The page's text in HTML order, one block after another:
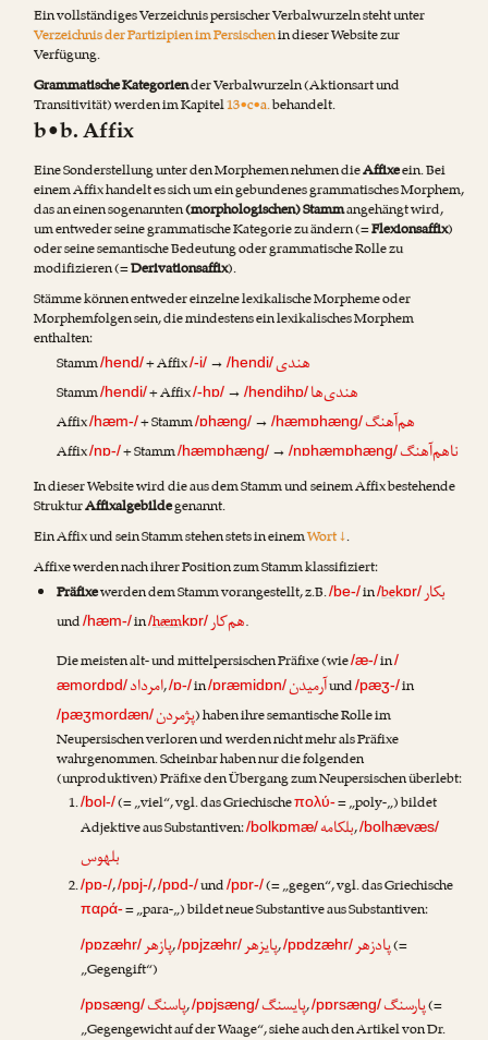
Ein vollständiges Verzeichnis persischer Verbalwurzeln steht unter
Verzeichnis der Partizipien im Persischenin dieser Website zur
Verfügung.
Grammatische Kategoriender Verbalwurzeln (Aktionsart und
Transitivität) werden im Kapitel13•c•a.behandelt.
b•b. Affix
Eine Sonderstellung unter den Morphemen nehmen dieAffixeein. Bei
einem Affix handelt es sich um ein gebundenes grammatisches Morphem,
das an einen sogenannten(morphologischen) Stammangehängt wird,
um entweder seine grammatische Kategorie zu ändern (=Flexionsaffix)
oder seine semantische Bedeutung oder grammatische Rolle zu
modifizieren (=Derivationsaffix).
Stämme können entweder einzelne lexikalische Morpheme oder
Morphemfolgen sein, die mindestens ein lexikalisches Morphem
enthalten:
Stamm/hend/+ Affix/-i/ →/hendi/هندی
Stamm/hendi/+ Affix/-hɒ/ →/hendihɒ/هندی‌ها
Affix/hæm-/+ Stamm/ɒhæng/ →/hæmɒhæng/هم‌آهنگ
Affix/nɒ-/+ Stamm/hæmɒhæng/ →/nɒhæmɒhæng/ناهم‌آهنگ
In dieser Website wird die aus dem Stamm und seinem Affix bestehende
StrukturAffixalgebildegenannt.
Ein Affix und sein Stamm stehen stets in einemWort ↓.
Affixe werden nach ihrer Position zum Stamm klassifiziert:
Präfixewerden dem Stamm vorangestellt, z.B./be-/in/bekɒr/بکار
und/hæm-/in/hæmkɒr/هم‌کار.
Die meisten alt- und mittelpersischen Präfixe (wie/æ-/in/
æmordɒd/امرداد,/ɒ-/in/ɒræmidɒn/آرمیدنund/pæʒ-/in
/pæʒmordæn/پژمردن) haben ihre semantische Rolle im
Neupersischen verloren und werden nicht mehr als Präfixe
wahrgenommen. Scheinbar haben nur die folgenden
(unproduktiven) Präfixe den Übergang zum Neupersischen überlebt:
/bol-/(= „viel“, vgl. das Griechischeπολύ-= „poly-„) bildet
Adjektive aus Substantiven:/bolkɒmæ/بلکامه,/bolhævæs/
بلهوس
/pɒ-/,/pɒj-/,/pɒd-/und/pɒr-/(= „gegen“, vgl. das Griechische
παρά-= „para-„) bildet neue Substantive aus Substantiven:
/pɒzæhr/پازهر,/pɒjzæhr/پایزهر,/pɒdzæhr/پادزهر(=
„Gegengift“)
/pɒsæng/پاسنگ,/pɒjsæng/پایسنگ,/pɒrsæng/پارسنگ(=
„Gegengewicht auf der Waage“, siehe auch den Artikel vonDr.